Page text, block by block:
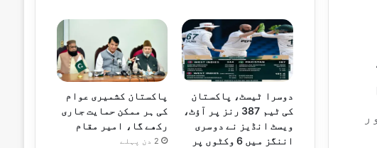
دوسرا ٹیسٹ، پاکستان
کی ٹیم 387 رنز پر آؤٹ،
ویسٹ انڈیز نے دوسری
اننگز میں 6 وکٹوں پر
پاکستان کشمیری عوام
کی ہر ممکن حمایت جاری
رکھے گا، امیر مقام
2 دن پہلے